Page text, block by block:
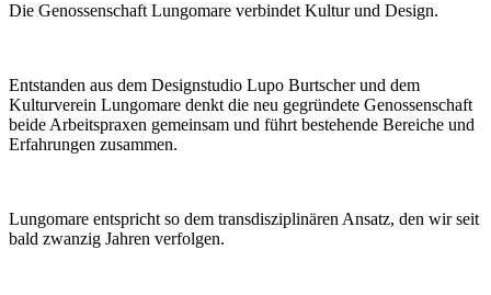
Die Genossenschaft Lungomare verbindet Kultur und Design.
Entstanden aus dem Designstudio Lupo Burtscher und dem
Kulturverein Lungomare denkt die neu gegründete Genossenschaft
beide Arbeitspraxen gemeinsam und führt bestehende Bereiche und
Erfahrungen zusammen.
Lungomare entspricht so dem transdisziplinären Ansatz, den wir seit
bald zwanzig Jahren verfolgen.